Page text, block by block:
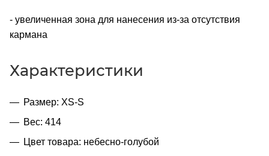
- увеличенная зона для нанесения из-за отсутствия
кармана
Характеристики
Размер: XS-S
Вес: 414
Цвет товара: небесно-голубой